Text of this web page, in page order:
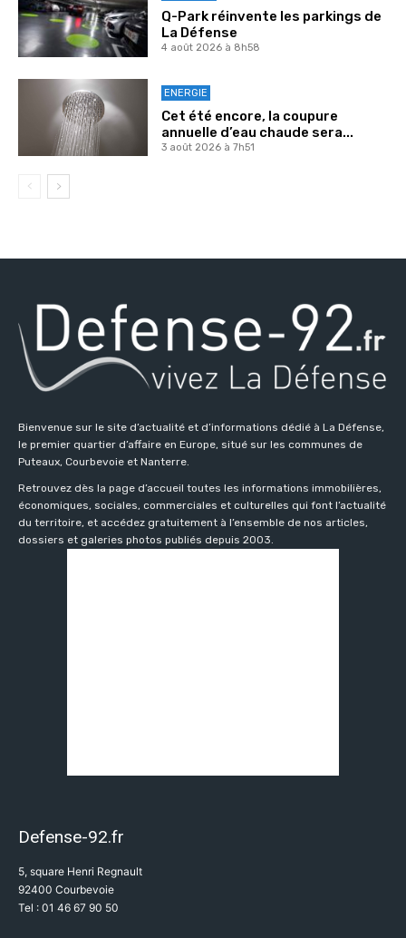
Q-Park réinvente les parkings de
La Défense
4 août 2026 à 8h58
ENERGIE
Cet été encore, la coupure
annuelle d’eau chaude sera...
3 août 2026 à 7h51
Bienvenue sur le site d’actualité et d’informations dédié à La Défense,
le premier quartier d’affaire en Europe, situé sur les communes de
Puteaux, Courbevoie et Nanterre.
Retrouvez dès la page d’accueil toutes les informations immobilières,
économiques, sociales, commerciales et culturelles qui font l’actualité
du territoire, et accédez gratuitement à l’ensemble de nos articles,
dossiers et galeries photos publiés depuis 2003.
Defense-92.fr
5, square Henri Regnault
92400 Courbevoie
Tel : 01 46 67 90 50